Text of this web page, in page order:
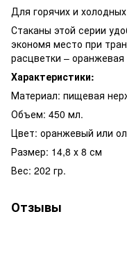
Для горячих и
Стаканы этой серии
экономя место при
расцветки – оранжевая
Характеристики:
Материал: пищевая
Объем: 450 мл.
Цвет: оранжевый или
Размер: 14,8 х 8 см
Вес: 202 гр.
Отзывы